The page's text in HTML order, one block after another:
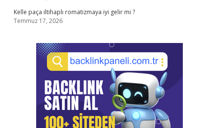
Kelle paça iltihaplı romatizmaya iyi gelir mi ?
Temmuz 17, 2026